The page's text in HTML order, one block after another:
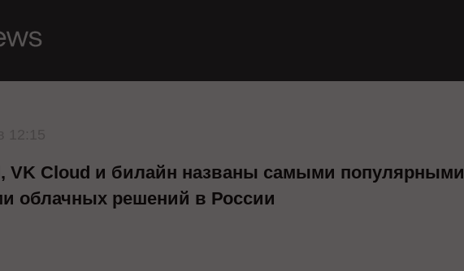
VK Cloud и билайн названы самыми популярными
облачных решений в России